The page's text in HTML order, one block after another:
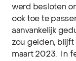
werd besloten
ook toe te
aanvankelijk
zou gelden, blijft
maart 2023.
In